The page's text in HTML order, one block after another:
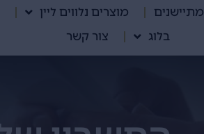
מתיישנים מוצרים נלווים ליין
בלוג
צור קשר